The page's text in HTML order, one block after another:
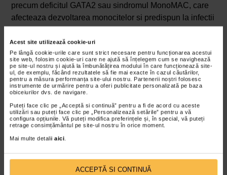
Acest site utilizează cookie-uri
Pe lângă cookie-urile care sunt strict necesare pentru funcționarea acestui
site web, folosim cookie-uri care ne ajută să înțelegem cum se navighează
pe site-ul nostru și ajută la îmbunătățirea modului în care funcționează site-
ul, de exemplu, făcând rezultatele să fie mai exacte în cazul căutărilor,
pentru a măsura performanța site-ului nostru. Partenerii noștri folosesc
instrumente de urmărire pentru a oferi publicitate personalizată pe baza
obiceiurilor dvs. de navigare.
Puteți face clic pe „Acceptă si continuă” pentru a fi de acord cu aceste
utilizări sau puteți face clic pe „Personalizează setările” pentru a vă
configura opțiunile. Vă puteți modifica preferințele și, în special, vă puteți
retrage consimțământul pe site-ul nostru în orice moment.
Mai multe detalii aici
ACCEPTĂ SI CONTINUĂ
precum deficitul GATA2 sau sindromul MonoMAC, care
afecteaza dezvoltarea monocitelor si predispun la infectii
severe. Riscul de infectii creste, de altfel, si din cauza
faptului ca pacientul are monocite scazute.
Alte cauze
Scaderea numarului de monocite sub intervalul de valori
normale (monocite scazute) poate aparea si in:
hemodializa;
rezectii intestinale extinse;
imunodeficiente severe;
infectii virale severe.